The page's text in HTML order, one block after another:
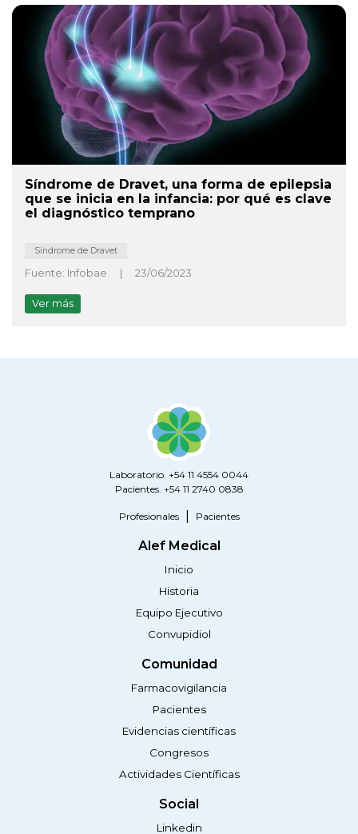
Síndrome de Dravet, una forma de epilepsia
que se inicia en la infancia: por qué es clave
el diagnóstico temprano
Síndrome de Dravet
Fuente: Infobae 23/06/2023
Ver más
Laboratorio. +54 11 4554 0044
Pacientes. +54 11 2740 0838
Profesionales Pacientes
Alef Medical
Inicio
Historia
Equipo Ejecutivo
Convupidiol
Comunidad
Farmacovigilancia
Pacientes
Evidencias científicas
Congresos
Actividades Científicas
Social
Linkedin